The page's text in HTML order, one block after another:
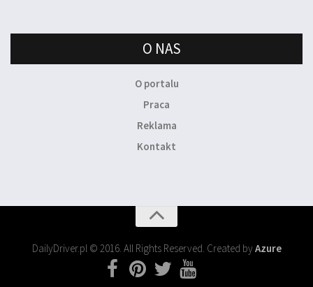
O NAS
O portalu
Praca
Reklama
Kontakt
DailyDriver.pl © 2016. All Rights Reserved. Created byAzure